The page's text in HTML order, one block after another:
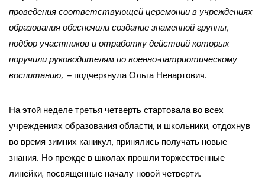
проведения соответствующей церемонии в учреждениях
образования обеспечили создание знаменной группы,
подбор участников и отработку действий которых
поручили руководителям по военно-патриотическому
воспитанию, – подчеркнула Ольга Ненартович.
На этой неделе третья четверть стартовала во всех
учреждениях образования области, и школьники, отдохнув
во время зимних каникул, принялись получать новые
знания. Но прежде в школах прошли торжественные
линейки, посвященные началу новой четверти.